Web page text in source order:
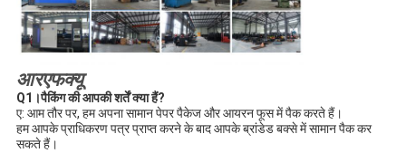
आरएफक्यू
Q1।पैकिंग की आपकी शर्तें क्या हैं?
ए: आम तौर पर, हम अपना सामान पेपर पैकेज और आयरन फूस में पैक करते हैं।
हम आपके प्राधिकरण पत्र प्राप्त करने के बाद आपके ब्रांडेड बक्से में सामान पैक कर
सकते हैं।